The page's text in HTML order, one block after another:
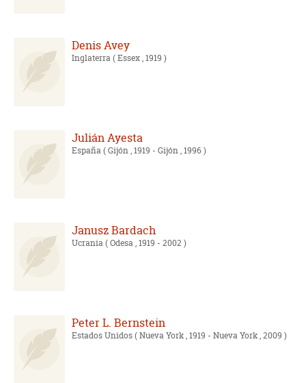
Denis Avey
Inglaterra( Essex , 1919 )
Julián Ayesta
España( Gijón , 1919 - Gijón , 1996 )
Janusz Bardach
Ucrania( Odesa , 1919 - 2002 )
Peter L. Bernstein
Estados Unidos( Nueva York , 1919 - Nueva York , 2009 )